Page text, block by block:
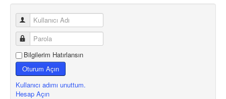
Bilgilerim Hatırlansın
Oturum Açın
Kullanıcı adımı unuttum.
Hesap Açın